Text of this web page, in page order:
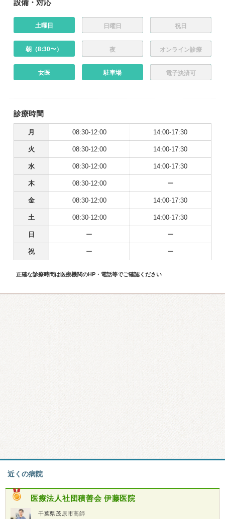
設備・対応
土曜日 日曜日 祝日
朝（8:30〜） 夜 オンライン診療
女医 駐車場 電子決済可
診療時間
月 08:30-12:00 14:00-17:30
火 08:30-12:00 14:00-17:30
水 08:30-12:00 14:00-17:30
木 08:30-12:00 ー
金 08:30-12:00 14:00-17:30
土 08:30-12:00 14:00-17:30
日 ー ー
祝 ー ー
正確な診療時間は医療機関のHP・電話等でご確認ください
近くの病院
医療法人社団積善会 伊藤医院
千葉県茂原市高師